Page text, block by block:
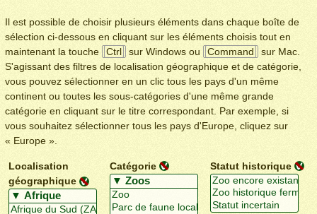
Il est possible de choisir plusieurs éléments dans chaque boîte de
sélection ci-dessous en cliquant sur les éléments choisis tout en
maintenant la touche
Ctrl sur Windows ou Command
sur Mac.
S'agissant des filtres de localisation géographique et de catégorie,
vous pouvez sélectionner en un clic tous les pays d'un même
continent ou toutes les sous-catégories d'une même grande
catégorie en cliquant sur le titre correspondant. Par exemple, si
vous souhaitez sélectionner tous les pays d'Europe, cliquez sur
« Europe ».
Localisation
géographique
Catégorie Statut historique